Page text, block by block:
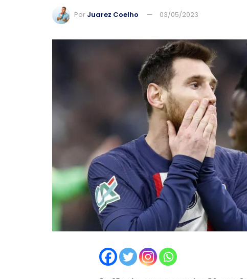
Por Juarez Coelho 03/05/2023